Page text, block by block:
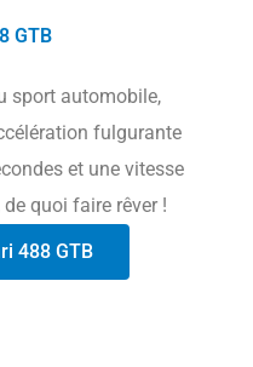
GTB
sport automobile,
fulgurante
et une vitesse
quoi faire rêver !
488 GTB